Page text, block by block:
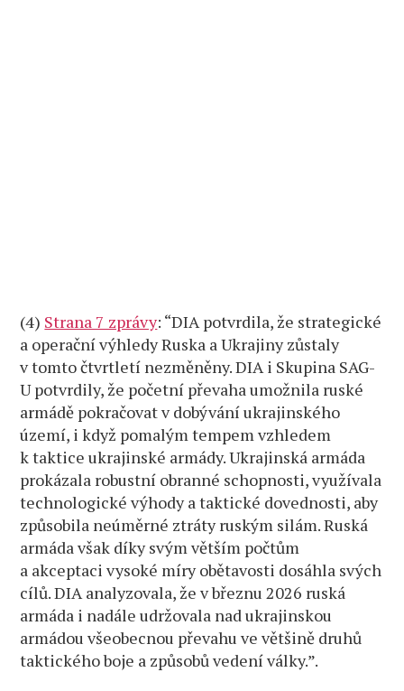
(4) Strana 7 zprávy: “DIA potvrdila, že strategické
a operační výhledy Ruska a Ukrajiny zůstaly
v tomto čtvrtletí nezměněny. DIA i Skupina SAG-
U potvrdily, že početní převaha umožnila ruské
armádě pokračovat v dobývání ukrajinského
území, i když pomalým tempem vzhledem
k taktice ukrajinské armády. Ukrajinská armáda
prokázala robustní obranné schopnosti, využívala
technologické výhody a taktické dovednosti, aby
způsobila neúměrné ztráty ruským silám. Ruská
armáda však díky svým větším počtům
a akceptaci vysoké míry obětavosti dosáhla svých
cílů. DIA analyzovala, že v březnu 2026 ruská
armáda i nadále udržovala nad ukrajinskou
armádou všeobecnou převahu ve většině druhů
taktického boje a způsobů vedení války.”.